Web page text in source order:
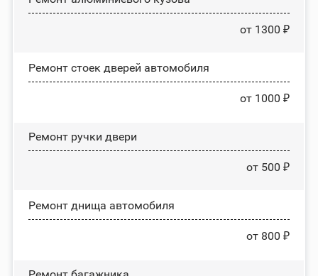
от 1300 ₽
Ремонт стоек дверей автомобиля
от 1000 ₽
Ремонт ручки двери
от 500 ₽
Ремонт днища автомобиля
от 800 ₽